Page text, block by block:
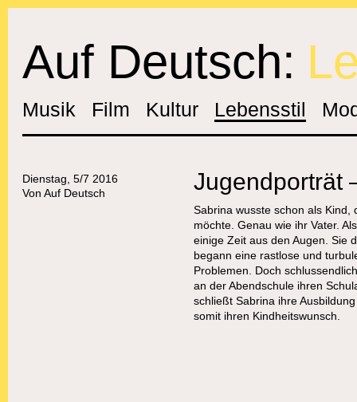
Auf Deutsch:
Musik Film Kultur Lebensstil
Dienstag, 5/7 2016
Von Auf Deutsch Jugendporträt
Sabrina wusste schon als Kind,
möchte. Genau wie ihr Vater.
einige Zeit aus den Augen. Sie
begann eine rastlose und
Problemen. Doch
an der Abendschule ihren
schließt Sabrina ihre
somit ihren Kindheitswunsch.